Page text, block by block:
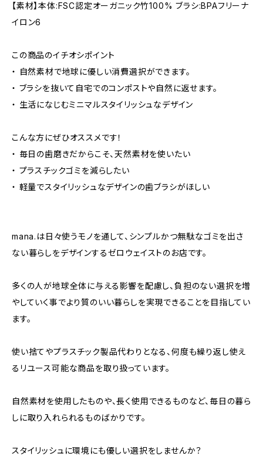
【素材】本体:FSC認定オーガニック竹100% ブラシ:BPAフリーナ
イロン6
この商品のイチオシポイント
・ 自然素材で地球に優しい消費選択ができます。
・ ブラシを抜いて自宅でのコンポストや自然に返せます。
・ 生活になじむミニマルスタイリッシュなデザイン
こんな方にぜひオススメです！
・ 毎日の歯磨きだからこそ、天然素材を使いたい
・ プラスチックゴミを減らしたい
・ 軽量でスタイリッシュなデザインの歯ブラシがほしい
mana.は日々使うモノを通して、シンプルかつ無駄なゴミを出さ
ない暮らしをデザインするゼロウェイストのお店です。
多くの人が地球全体に与える影響を配慮し、負担のない選択を増
やしていく事でより質のいい暮らしを実現できることを目指してい
ます。
使い捨てやプラスチック製品代わりとなる、何度も繰り返し使え
るリユース可能な商品を取り扱っています。
自然素材を使用したものや、長く使用できるものなど、毎日の暮ら
しに取り入れられるものばかりです。
スタイリッシュに環境にも優しい選択をしませんか？